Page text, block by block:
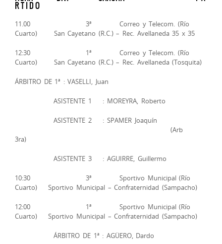
R T I D O
11.00 3ª Correo y Telecom. (Río
Cuarto) San Cayetano (R.C.) – Rec. Avellaneda 35 x 35
12:30 1ª Correo y Telecom. (Río
Cuarto) San Cayetano (R.C.) – Rec. Avellaneda (Tosquita)
ÁRBITRO DE 1ª : VASELLI, Juan
ASISTENTE 1 : MOREYRA, Roberto
ASISTENTE 2 : SPAMER Joaquín
(Arb
3ra)
ASISTENTE 3 : AGUIRRE, Guillermo
10:30 3ª Sportivo Municipal (Río
Cuarto) Sportivo Municipal – Confraternidad (Sampacho)
12:00 1ª Sportivo Municipal (Río
Cuarto) Sportivo Municipal – Confraternidad (Sampacho)
ÁRBITRO DE 1ª : AGÜERO, Dardo